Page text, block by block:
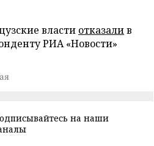
власти отказалив
РИА «Новости»
на наши